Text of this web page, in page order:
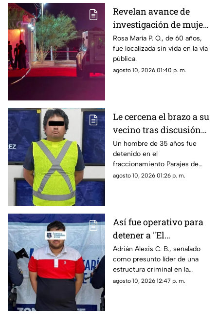
Revelan avance de
investigación de mujer
encontrada sin vida en
Valles de Chihuahua
Rosa María P. Q., de 60 años,
fue localizada sin vida en la vía
pública.
agosto 10, 2026 01:40 p. m.
Le cercena el brazo a su
vecino tras discusión
por estacionamiento en
Ciudad Juárez
Un hombre de 35 años fue
detenido en el
fraccionamiento Parajes de
Oriente en Ciudad Juárez,
agosto 10, 2026 01:26 p. m.
Así fue operativo para
detener a "El
Fantasma" en Aldama;
aseguran vehículos,
armas y cartuchos
Adrián Alexis C. B., señalado
como presunto líder de una
estructura criminal en la
región, fue detenido el 7 de
agosto 10, 2026 12:47 p. m.